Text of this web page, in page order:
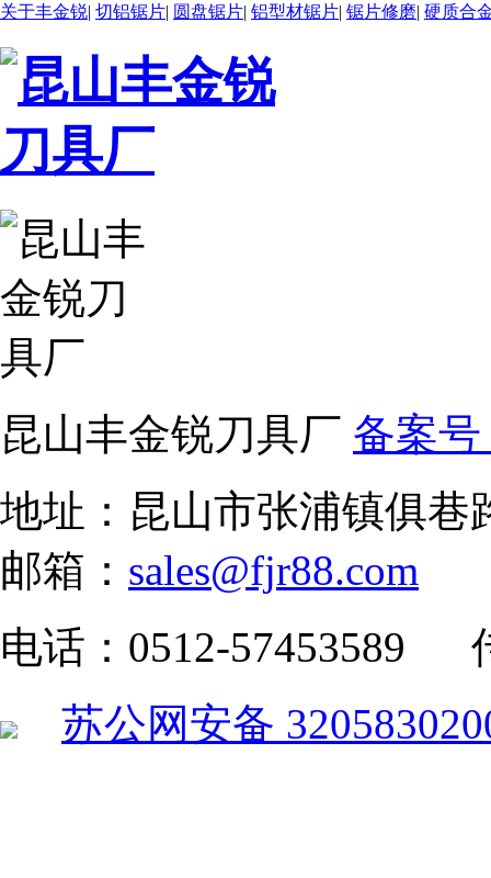
关于丰金锐| 切铝锯片| 圆盘锯片| 铝型材锯片| 锯片修磨| 硬质合
昆山丰金锐刀具厂 备案号
地址：昆山市张浦镇俱
邮箱： sales@fjr88.com
电话：0512-57453589
苏公网安备